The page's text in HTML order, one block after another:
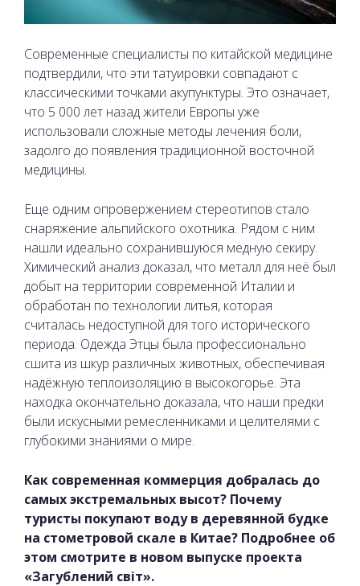
Современные специалисты по китайской медицине
подтвердили, что эти татуировки совпадают с
классическими точками акупунктуры. Это означает,
что 5 000 лет назад жители Европы уже
использовали сложные методы лечения боли,
задолго до появления традиционной восточной
медицины.
Еще одним опровержением стереотипов стало
снаряжение альпийского охотника. Рядом с ним
нашли идеально сохранившуюся медную секиру.
Химический анализ доказал, что металл для неё был
добыт на территории современной Италии и
обработан по технологии литья, которая
считалась недоступной для того исторического
периода. Одежда Этцы была профессионально
сшита из шкур различных животных, обеспечивая
надёжную теплоизоляцию в высокогорье. Эта
находка окончательно доказала, что наши предки
были искусными ремесленниками и целителями с
глубокими знаниями о мире.
Как современная коммерция добралась до
самых экстремальных высот? Почему
туристы покупают воду в деревянной будке
на стометровой скале в Китае? Подробнее об
этом смотрите в новом выпуске проекта
«Загублений світ».